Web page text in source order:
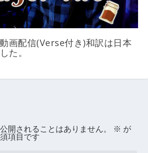
画配信(Verse付き)和訳は日本
た。
開されることはありません。 ※ が
項目です